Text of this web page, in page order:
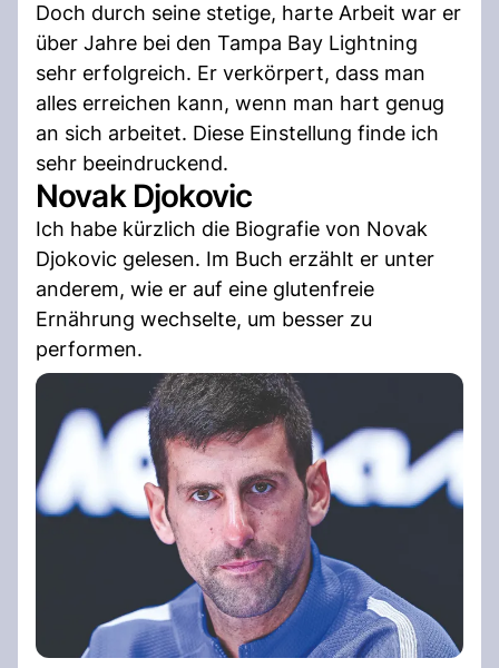
Doch durch seine stetige, harte Arbeit war er
über Jahre bei den Tampa Bay Lightning
sehr erfolgreich. Er verkörpert, dass man
alles erreichen kann, wenn man hart genug
an sich arbeitet. Diese Einstellung finde ich
sehr beeindruckend.
Novak Djokovic
Ich habe kürzlich die Biografie von Novak
Djokovic gelesen. Im Buch erzählt er unter
anderem, wie er auf eine glutenfreie
Ernährung wechselte, um besser zu
performen.